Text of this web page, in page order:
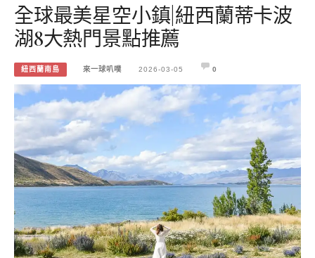
全球最美星空小鎮|紐西蘭蒂卡波
湖8大熱門景點推薦
紐西蘭南島 來一球叭噗 2026-03-05 0